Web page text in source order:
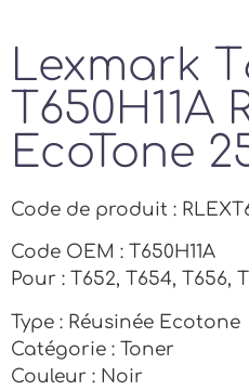
Lexmark
T650H11A
EcoTone
Code de produit :
Code OEM : T650H11A
Pour : T652, T654, T656,
Type : Réusinée Ecotone
Catégorie : Toner
Couleur : Noir